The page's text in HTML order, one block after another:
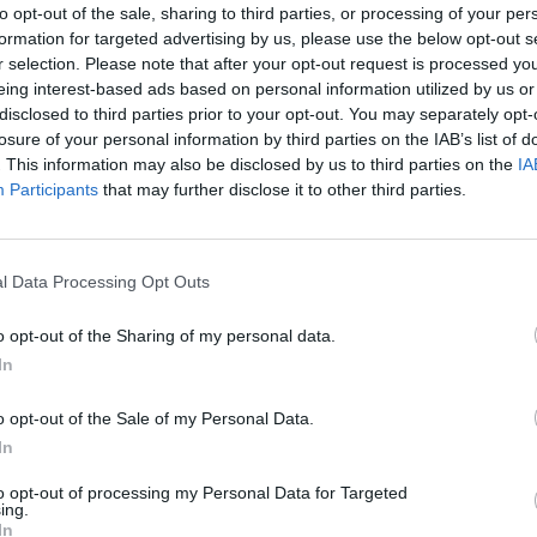
opt-out of the sale, sharing to third parties, or processing of your
for targeted advertising by us, please use the below opt-out
selection. Please note that after your opt-out request is processed
interest-based ads based on personal information utilized by us
to third parties prior to your opt-out. You may separately
of your personal information by third parties on the IAB’s list of
This information may also be disclosed by us to third parties on the
Participants that may further disclose it to other third parties.
Data Processing Opt Outs
opt-out of the Sharing of my personal data.
opt-out of the Sale of my Personal Data.
opt-out of processing my Personal Data for Targeted
κι εξοπλισμός ανάπτυξης και υδροδότησης
και τον εντοπισμό των δραστών.